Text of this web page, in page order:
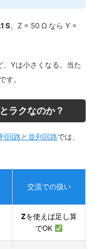
S。Z = 50 Ω なら Y =
Yは小さくなる。当た
す。
ラクなのか？
回路と並列回路では、
交流での扱い
Zを使えば足し算
でOK